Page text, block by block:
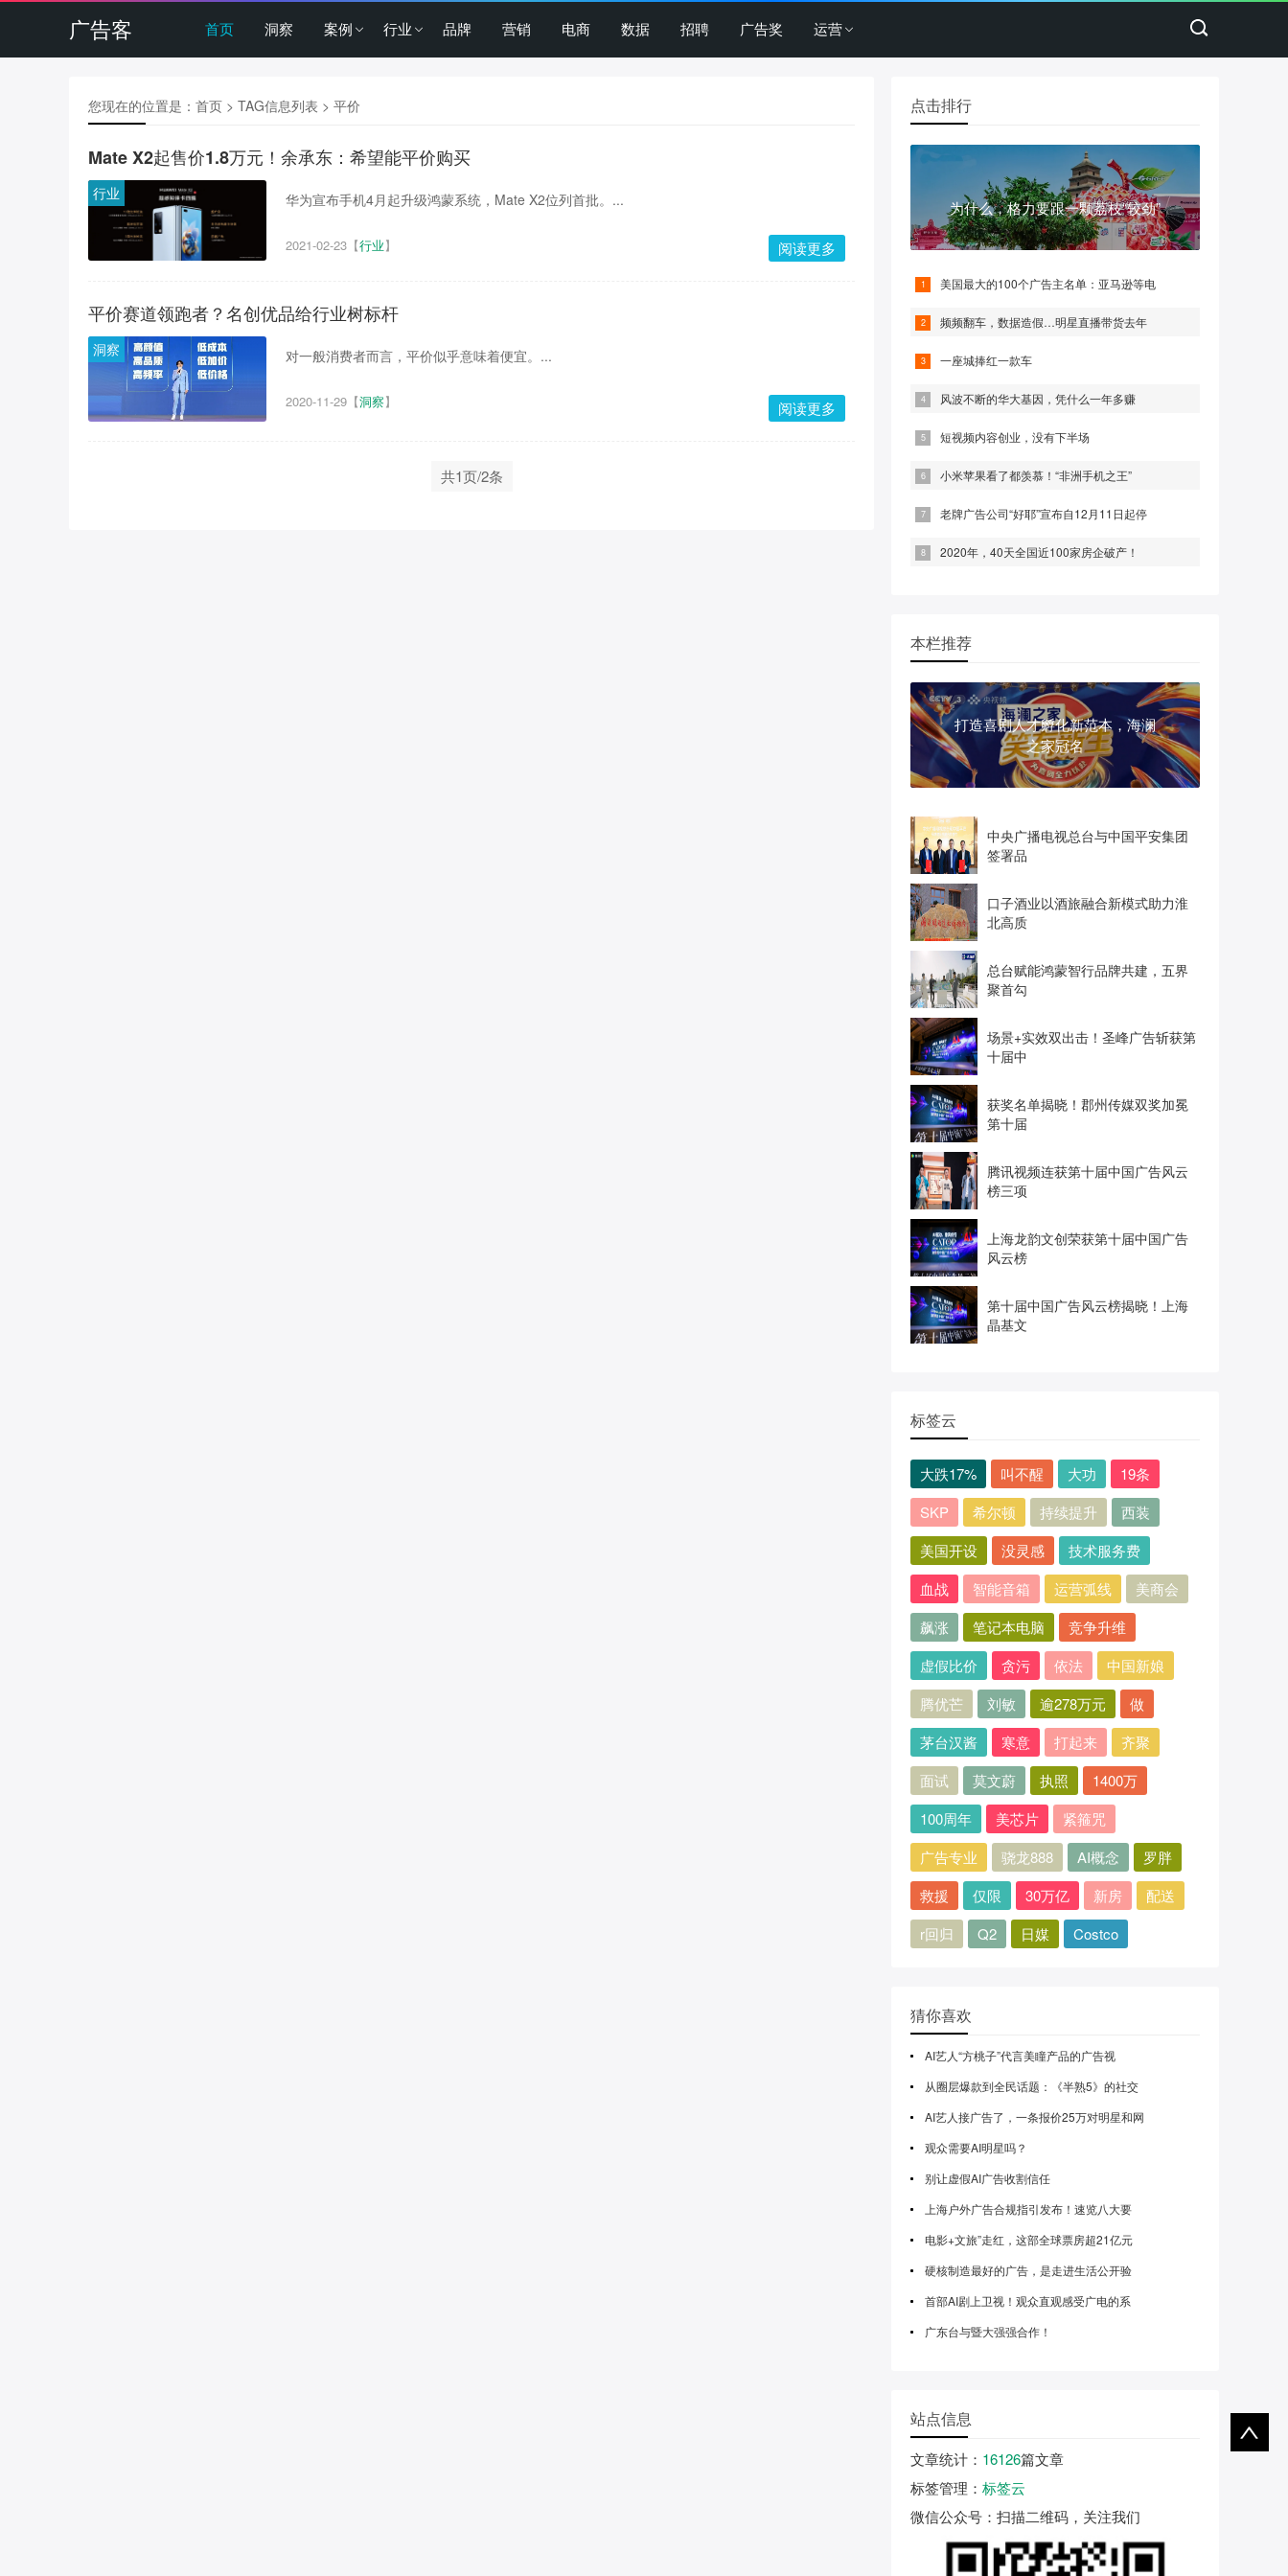
广告客 首页 洞察 案例 行业 品牌 营销 电商 数据 招聘 广告奖 运营
您现在的位置是： 首页 > TAG信息列表 > 平价
Mate X2起售价1.8万元！余承东：希望能平价购买
行业 华为宣布手机4月起升级鸿蒙系统，Mate X2位列首批。...
2021-02-23【行业】 阅读更多
平价赛道领跑者？名创优品给行业树标杆
洞察 对一般消费者而言，平价似乎意味着便宜。...
2020-11-29【洞察】 阅读更多
共1页/2条
点击排行
为什么，格力要跟一颗荔枝“较劲”
美国最大的100个广告主名单：亚马逊等电
频频翻车，数据造假…明星直播带货去年
一座城捧红一款车
风波不断的华大基因，凭什么一年多赚
短视频内容创业，没有下半场
小米苹果看了都羡慕！“非洲手机之王”
老牌广告公司“好耶”宣布自12月11日起停
2020年，40天全国近100家房企破产！
本栏推荐
打造喜剧人才孵化新范本，海澜
之家冠名
中央广播电视总台与中国平安集团
签署品
口子酒业以酒旅融合新模式助力淮
北高质
总台赋能鸿蒙智行品牌共建，五界
聚首勾
场景+实效双出击！圣峰广告斩获第
十届中
获奖名单揭晓！郡州传媒双奖加冕
第十届
腾讯视频连获第十届中国广告风云
榜三项
上海龙韵文创荣获第十届中国广告
风云榜
第十届中国广告风云榜揭晓！上海
晶基文
标签云
大跌17% 叫不醒 大功
19条
SKP
希尔顿 持续提升
西装
美国开设
没灵感
技术服务费
血战
智能音箱 运营弧线
美商会
飙涨
笔记本电脑
竞争升维
虚假比价
贪污 依法
中国新娘
腾优芒
刘敏 逾278万元
做
茅台汉酱
寒意 打起来
齐聚
面试
莫文蔚 执照
1400万
100周年
美芯片
紧箍咒
广告专业
骁龙888 AI概念
罗胖
救援
仅限 30万亿 新房
配送
r回归
Q2 日媒 Costco
猜你喜欢
AI艺人“方桃子”代言美瞳产品的广告视
从圈层爆款到全民话题：《半熟5》的社交
AI艺人接广告了，一条报价25万对明星和网
观众需要AI明星吗？
别让虚假AI广告收割信任
上海户外广告合规指引发布！速览八大要
电影+文旅”走红，这部全球票房超21亿元
硬核制造最好的广告，是走进生活公开验
首部AI剧上卫视！观众直观感受广电的系
广东台与暨大强强合作！
站点信息
文章统计 ： 16126篇文章
标签管理 ： 标签云
微信公众号 ：扫描二维码，关注我们